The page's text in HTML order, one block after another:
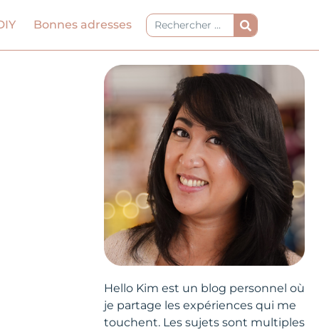
Bonnes adresses Rechercher
Hello Kim est un blog personnel où
je partage les expériences qui me
touchent. Les sujets sont multiples